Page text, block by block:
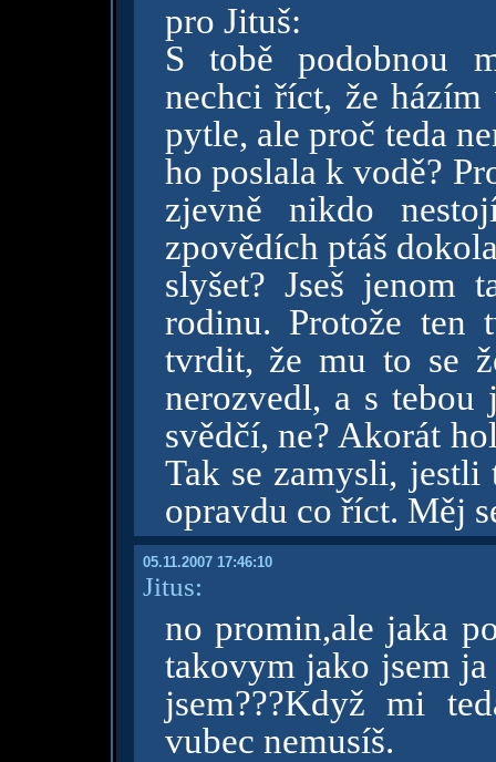
pro Jituš:
S tobě podobnou
nechci říct, že
pytle, ale proč teda
ho poslala k vodě?
zjevně nikdo
zpovědích ptáš
slyšet? Jseš jenom
rodinu. Protože ten
tvrdit, že mu to se
nerozvedl, a s
svědčí, ne? Akorát
Tak se zamysli,
opravdu co říct. Měj
05.11.2007 17:46:10
Jitus:
no promin,ale jaka
takovym jako jsem
jsem???Když mi
vubec nemusíš.